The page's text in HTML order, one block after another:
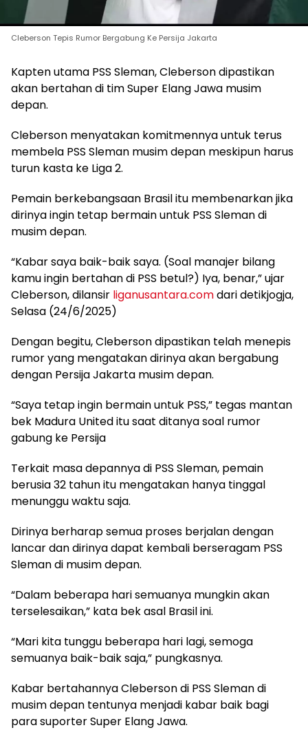
Cleberson Tepis Rumor Bergabung Ke Persija Jakarta
Kapten utama PSS Sleman, Cleberson dipastikan
akan bertahan di tim Super Elang Jawa musim
depan.
Cleberson menyatakan komitmennya untuk terus
membela PSS Sleman musim depan meskipun harus
turun kasta ke Liga 2.
Pemain berkebangsaan Brasil itu membenarkan jika
dirinya ingin tetap bermain untuk PSS Sleman di
musim depan.
“Kabar saya baik-baik saya. (Soal manajer bilang
kamu ingin bertahan di PSS betul?) Iya, benar,” ujar
Cleberson, dilansir liganusantara.comdari detikjogja,
Selasa (24/6/2025)
Dengan begitu, Cleberson dipastikan telah menepis
rumor yang mengatakan dirinya akan bergabung
dengan Persija Jakarta musim depan.
“Saya tetap ingin bermain untuk PSS,” tegas mantan
bek Madura United itu saat ditanya soal rumor
gabung ke Persija
Terkait masa depannya di PSS Sleman, pemain
berusia 32 tahun itu mengatakan hanya tinggal
menunggu waktu saja.
Dirinya berharap semua proses berjalan dengan
lancar dan dirinya dapat kembali berseragam PSS
Sleman di musim depan.
“Dalam beberapa hari semuanya mungkin akan
terselesaikan,” kata bek asal Brasil ini.
“Mari kita tunggu beberapa hari lagi, semoga
semuanya baik-baik saja,” pungkasnya.
Kabar bertahannya Cleberson di PSS Sleman di
musim depan tentunya menjadi kabar baik bagi
para suporter Super Elang Jawa.